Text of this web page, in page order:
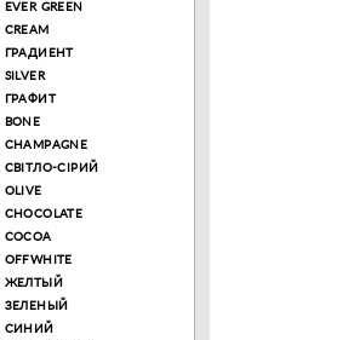
EVER GREEN
CREAM
ГРАДИЕНТ
SILVER
ГРАФИТ
BONE
CHAMPAGNE
СВІТЛО-СІРИЙ
OLIVE
CHOCOLATE
COCOA
OFFWHITE
ЖЕЛТЫЙ
ЗЕЛЕНЫЙ
СИНИЙ